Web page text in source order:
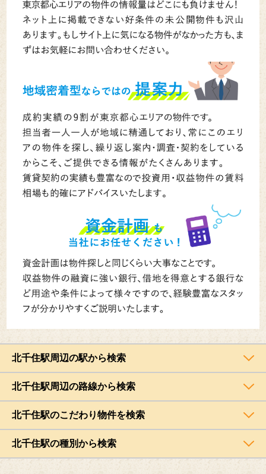
北千住駅周辺の駅から検索
北千住駅周辺の路線から検索
北千住駅のこだわり物件を検索
北千住駅の種別から検索